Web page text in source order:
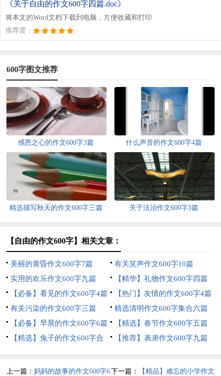
《关于自由的作文600字四篇.doc》
将本文的Word文档下载到电脑，方便收藏和打印
推荐度：
600字图文推荐
感恩之心的作文600字3篇 什么声音的作文600字4篇
精选描写秋天的作文600字三篇 关于法治作文600字3篇
【自由的作文600字】相关文章：
美丽的黄昏作文600字7篇
有关笑声作文600字10篇
实用的欢乐作文600字九篇
【精华】礼物作文600字四篇
【必备】看见的作文600字4篇
【热门】友情的作文600字4篇
有关污染的作文600字三篇
精选清明作文600字集合六篇
【必备】早晨的作文600字6篇
【精选】春节作文600字五篇
【精选】兔子的作文600字合
【推荐】表弟作文600字九篇
上一篇：妈妈的故事的作文600字6下一篇： 【精品】难忘的小学作文